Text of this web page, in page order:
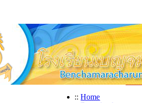
:: Home